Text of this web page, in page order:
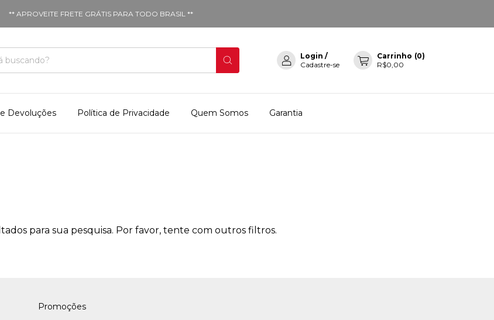
** APROVEITE FRETE GRÁTIS PARA TODO BRASIL **
Login /
Cadastre-se
Carrinho (0)
R$0,00
Devoluções Política de Privacidade Quem Somos Garantia
para sua pesquisa. Por favor, tente com outros filtros.
Promoções